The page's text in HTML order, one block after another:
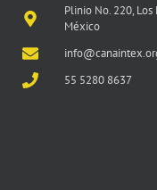
Plinio No. 220, Los
México
55 5280 8637